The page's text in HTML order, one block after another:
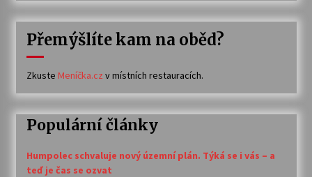
Přemýšlíte kam na oběd?
Zkuste Meníčka.cz v místních restauracích.
Populární články
Humpolec schvaluje nový územní plán. Týká se i vás – a
teď je čas se ozvat